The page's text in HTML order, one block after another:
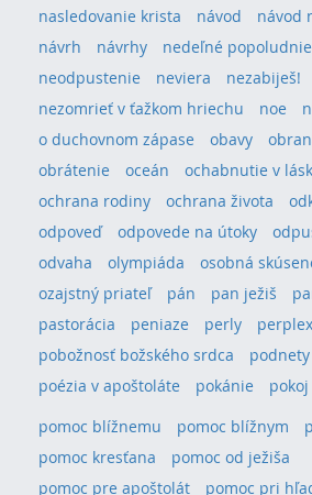
nasledovanie krista
návod
návod
návrh
návrhy nedeľné popoludnie
neodpustenie
neviera
nezabiješ!
nezomrieť v ťažkom hriechu
noe
o duchovnom zápase
obavy
obrátenie
oceán
ochabnutie v
ochrana rodiny
ochrana života
odpoveď
odpovede na útoky
odvaha
olympiáda
osobná
ozajstný priateľ
pán pan ježiš
pastorácia
peniaze perly
pobožnosť božského srdca
podnety
poézia v apoštoláte
pokánie pokoj
pomoc blížnemu pomoc blížnym
pomoc kresťana
pomoc od ježiša
pomoc pre apoštolát
pomoc pri